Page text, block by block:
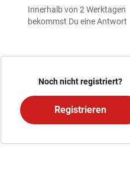
Innerhalb von 2 Werktagen
bekommst Du eine Antwort
Noch nicht registriert?
Registrieren